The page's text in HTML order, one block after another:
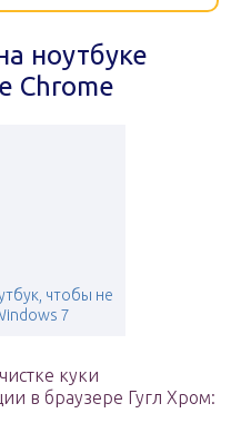
ноутбуке
Chrome
чтобы не
7
куки
в браузере Гугл Хром: